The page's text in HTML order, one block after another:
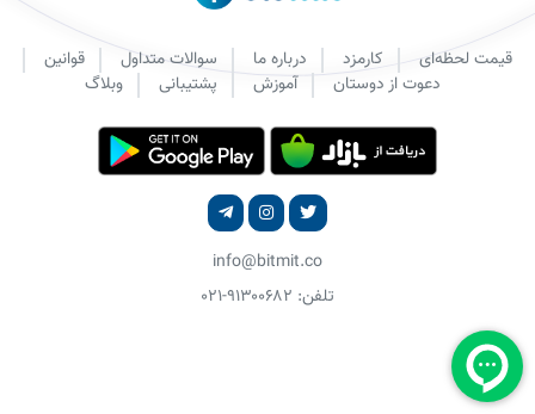
قیمت لحظه‌ای کارمزد درباره ما سوالات متداول
قوانین
دعوت از دوستان
آموزش پشتیبانی وبلاگ
info@bitmit.co
تلفن: ۹۱۳۰۰۶۸۲-۰۲۱